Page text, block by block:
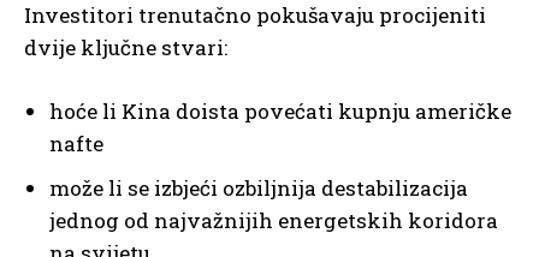
Investitori trenutačno pokušavaju procijeniti
dvije ključne stvari:
hoće li Kina doista povećati kupnju američke
nafte
može li se izbjeći ozbiljnija destabilizacija
jednog od najvažnijih energetskih koridora